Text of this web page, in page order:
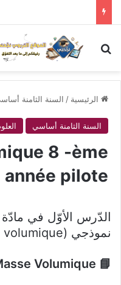
بحث عن
الرئيسية / السنة الثامنة
السنة الثامنة أساسي العلوم
8 -ème
année pilote
الدّرس الأوّل في مادّة
نموذجي (la masse volumique)
📘 Leçon Complète : La Masse Volumique